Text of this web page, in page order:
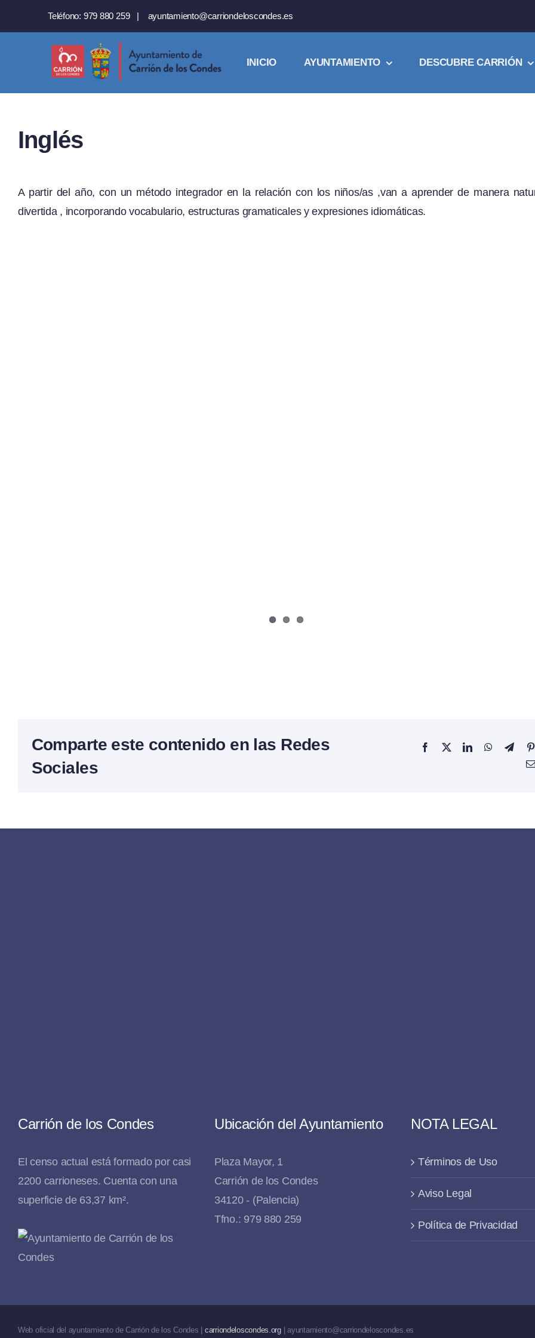
Teléfono: 979 880 259 | ayuntamiento@carriondeloscondes.es
INICIO AYUNTAMIENTO DESCUBRE CARRIÓN
Inglés
A partir del año, con un método integrador en la relación con los niños/as ,van a aprender de manera
divertida , incorporando vocabulario, estructuras gramaticales y expresiones idiomáticas.
Comparte este contenido en las Redes
Sociales
Carrión de los Condes
El censo actual está formado por casi
2200 carrioneses. Cuenta con una
superficie de 63,37 km².
Ubicación del Ayuntamiento
Plaza Mayor, 1
Carrión de los Condes
34120 - (Palencia)
Tfno.: 979 880 259
NOTA LEGAL
Términos de Uso
Aviso Legal
Política de Privacidad
Web oficial del ayuntamiento de Carrión de los Condes | carriondeloscondes.org| ayuntamiento@carriondeloscondes.es